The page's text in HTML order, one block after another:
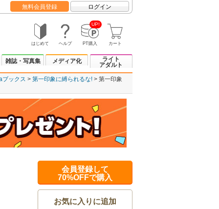
無料会員登録 ログイン
はじめて ヘルプ
UP!
PT購入 カート
雑誌・写真集 メディア化
ライト
アダルト
ブックス 第一印象に縛られるな!
第一印象
会員登録して
70%OFFで購入
お気に入りに追加